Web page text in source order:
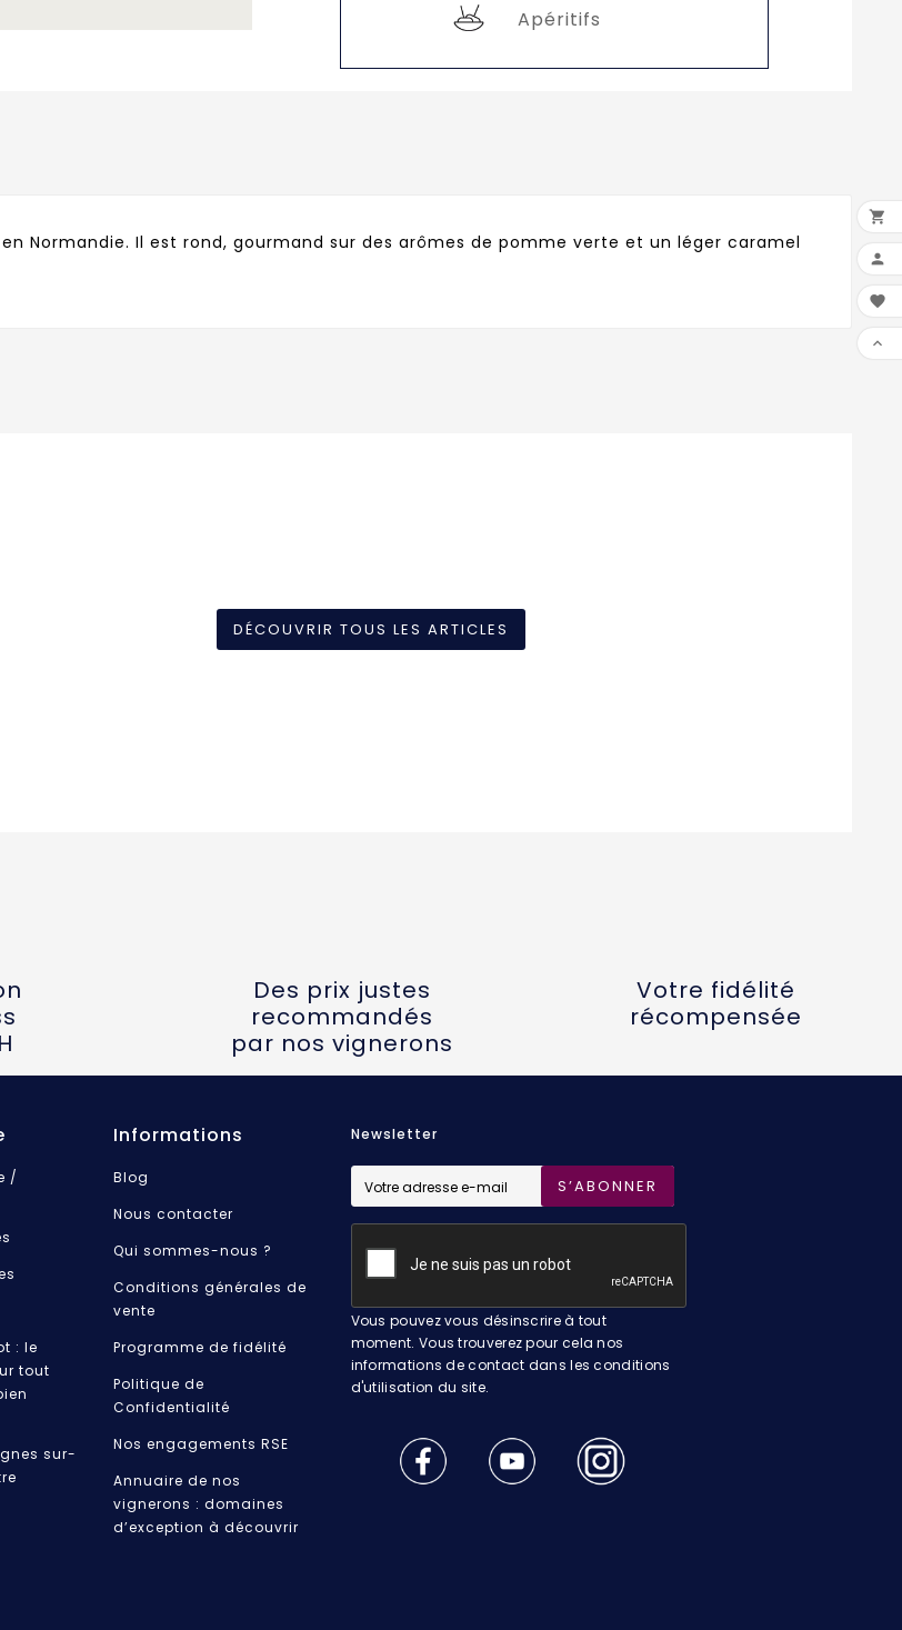
Apéritifs
Normandie. Il est rond, gourmand sur des arômes de pomme verte et un léger caramel
DÉCOUVRIR TOUS LES ARTICLES
Des prix justes
recommandés
par nos vignerons
Votre fidélité
récompensée
/
: le
tout
sur-
Informations
Blog
Nous contacter
Qui sommes-nous ?
Conditions générales de
vente
Programme de fidélité
Politique de
Confidentialité
Nos engagements RSE
Annuaire de nos
vignerons : domaines
d’exception à découvrir
Newsletter
S’ABONNER
Vous pouvez vous désinscrire à tout
moment. Vous trouverez pour cela nos
informations de contact dans les conditions
d'utilisation du site.



